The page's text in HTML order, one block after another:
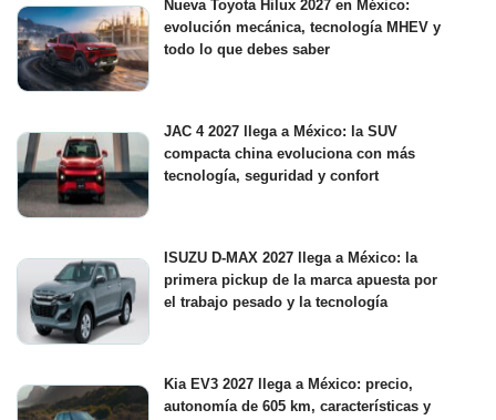
Nueva Toyota Hilux 2027 en México:
evolución mecánica, tecnología MHEV y
todo lo que debes saber
JAC 4 2027 llega a México: la SUV
compacta china evoluciona con más
tecnología, seguridad y confort
ISUZU D-MAX 2027 llega a México: la
primera pickup de la marca apuesta por
el trabajo pesado y la tecnología
Kia EV3 2027 llega a México: precio,
autonomía de 605 km, características y